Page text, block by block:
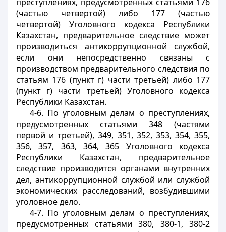
(частью четвертой) либо 177 (частью
четвертой) Уголовного кодекса Республики
Казахстан, предварительное следствие может
производиться антикоррупционной службой,
если они непосредственно связаны с
производством предварительного следствия по
статьям 176 (пункт г) части третьей) либо 177
(пункт г) части третьей) Уголовного кодекса
Республики Казахстан.
4-6. По уголовным делам о преступлениях,
предусмотренных статьями 348 (частями
первой и третьей), 349, 351, 352, 353, 354, 355,
356, 357, 363, 364, 365 Уголовного кодекса
Республики Казахстан, предварительное
следствие производится органами внутренних
дел, антикоррупционной службой или службой
экономических расследований, возбудившими
уголовное дело.
4-7. По уголовным делам о преступлениях,
предусмотренных статьями 380, 380-1, 380-2